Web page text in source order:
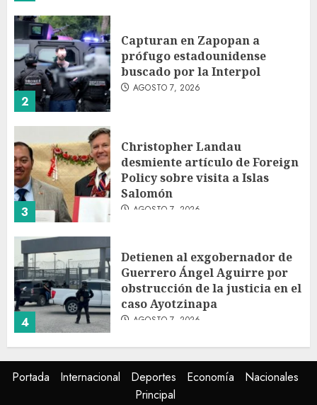
2
Capturan en Zapopan a
prófugo estadounidense
buscado por la Interpol
AGOSTO 7, 2026
3
Christopher Landau
desmiente artículo de Foreign
Policy sobre visita a Islas
Salomón
AGOSTO 7, 2026
4
Detienen al exgobernador de
Guerrero Ángel Aguirre por
obstrucción de la justicia en el
caso Ayotzinapa
AGOSTO 7, 2026
SMN pronostica lluvias
intensas, granizo y calor
Portada Internacional Deportes Economía
Nacionales
Principal